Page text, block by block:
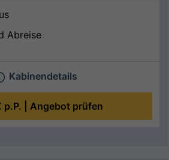
Abreise
Kabinendetails
p.P. | Angebot prüfen